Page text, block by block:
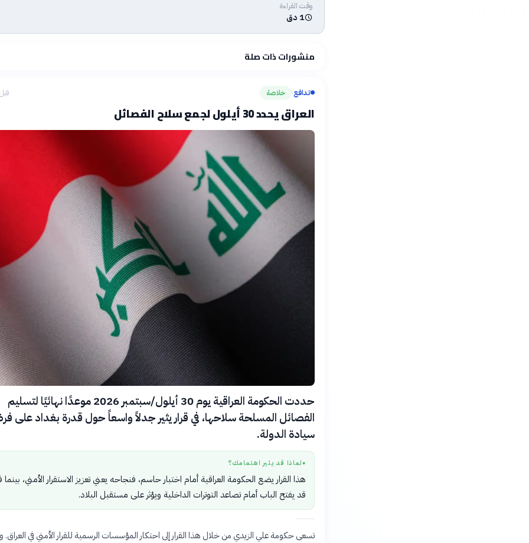
وقت القراءة
1 دق
منشورات ذات صلة
تدافع› خلاصة قبل 9
العراق يحدد 30 أيلول لجمع سلاح الفصائل
حددت الحكومة العراقية يوم 30 أيلول/سبتمبر 2026 موعدًا نهائيًا لتسليم
الفصائل المسلحة سلاحها، في قرار يثير جدلاً واسعاً حول قدرة بغداد على
سيادة الدولة.
● لماذا قد يثير اهتمامك؟
هذا القرار يضع الحكومة العراقية أمام اختبار حاسم، فنجاحه يعني تعزيز الاستقرار الأمني،
قد يفتح الباب أمام تصاعد التوترات الداخلية ويؤثر على مستقبل البلاد.
تسعى حكومة علي الزيدي من خلال هذا القرار إلى احتكار المؤسسات الرسمية للقرار الأمني في العراق.